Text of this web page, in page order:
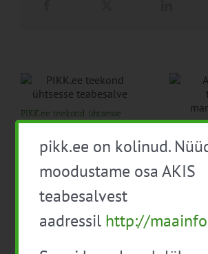
PIKK.ee teekond ühtsesse
teabesalve
1. august 2026
25. juuli
pikk.ee on kolinud.
moodustame osa AKIS
teabesalvest
aadressil http://